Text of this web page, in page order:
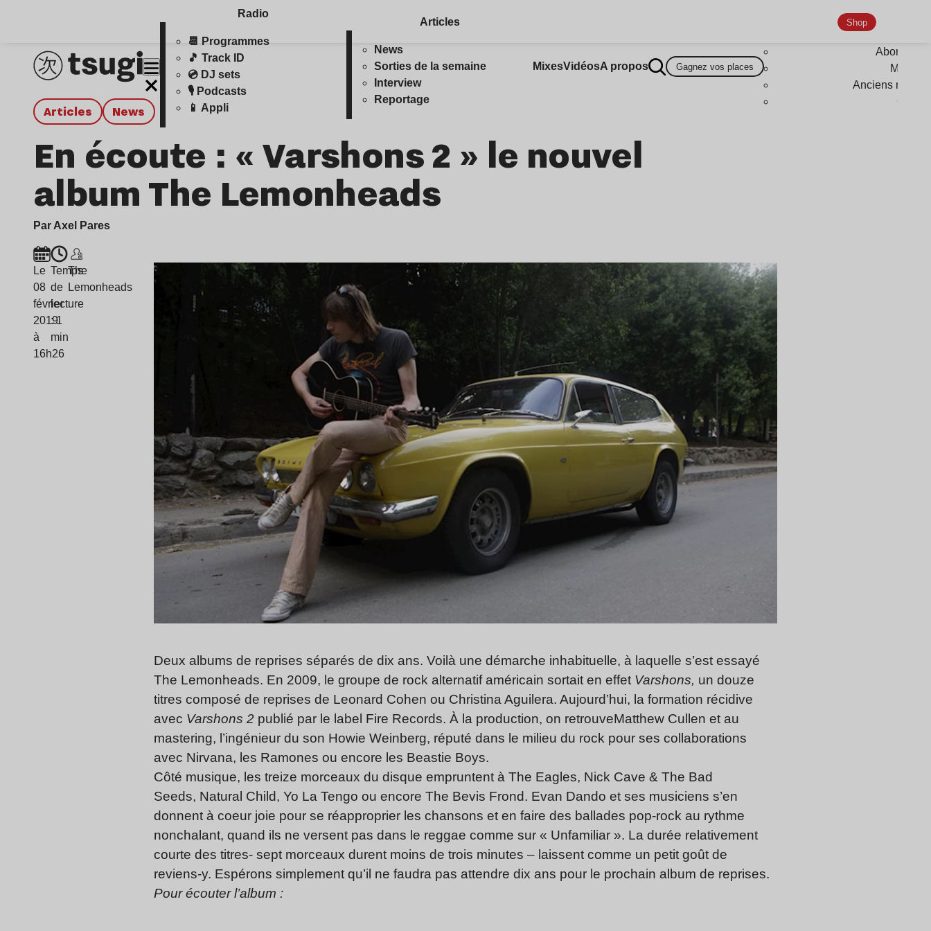
Radio
📆 Programmes
🎵 Track ID
💿 DJ sets
🎙️ Podcasts
📱 Appli
Articles
News
Sorties de la semaine
Interview
Reportage
MixesVidéosA propos Gagnez vos places
Shop
Anciens
Articles news
En écoute : « Varshons 2 » le nouvel
album The Lemonheads
Par Axel Pares
Le
08
février
2019
à
16h26
Temps
de
lecture
: 1
min
The
Lemonheads
Deux albums de reprises séparés de dix ans. Voilà une démarche inhabituelle, à laquelle s’est essayé
The Lemonheads. En 2009, le groupe de rock alternatif américain sortait en effet Varshons, un douze
titres composé de reprises de Leonard Cohen ou Christina Aguilera. Aujourd’hui, la formation récidive
avec Varshons 2 publié par le label Fire Records. À la production, on retrouveMatthew Cullen et au
mastering, l’ingénieur du son Howie Weinberg, réputé dans le milieu du rock pour ses collaborations
avec Nirvana, les Ramones ou encore les Beastie Boys.
Côté musique, les treize morceaux du disque empruntent à The Eagles, Nick Cave & The Bad
Seeds, Natural Child, Yo La Tengo ou encore The Bevis Frond. Evan Dando et ses musiciens s’en
donnent à coeur joie pour se réapproprier les chansons et en faire des ballades pop-rock au rythme
nonchalant, quand ils ne versent pas dans le reggae comme sur « Unfamiliar ». La durée relativement
courte des titres- sept morceaux durent moins de trois minutes – laissent comme un petit goût de
reviens-y. Espérons simplement qu’il ne faudra pas attendre dix ans pour le prochain album de reprises.
Pour écouter l’album :